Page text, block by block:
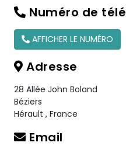
Numéro de
AFFICHER LE NUMÉRO
Adresse
28 Allée John Boland
Béziers
Hérault , France
Email